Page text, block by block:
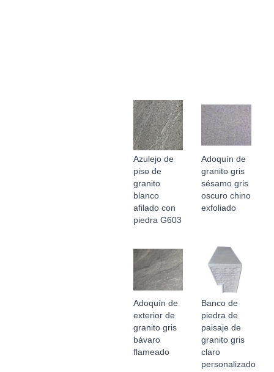
Azulejo de
piso de
granito
blanco
afilado con
piedra G603
Adoquín de
granito gris
sésamo gris
oscuro chino
exfoliado
Adoquín de
exterior de
granito gris
bávaro
flameado
Banco de
piedra de
paisaje de
granito gris
claro
personalizado